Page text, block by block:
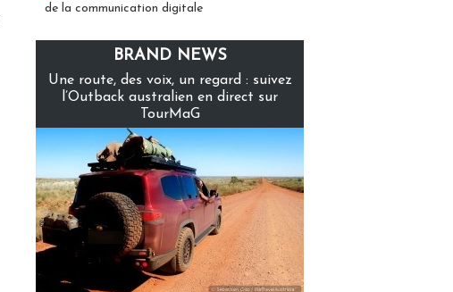
de la communication digitale
BRAND NEWS
Une route, des voix, un regard : suivez
l’Outback australien en direct sur
TourMaG